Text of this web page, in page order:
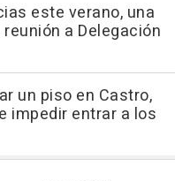
este verano, una
a Delegación
un piso en Castro,
impedir entrar a los